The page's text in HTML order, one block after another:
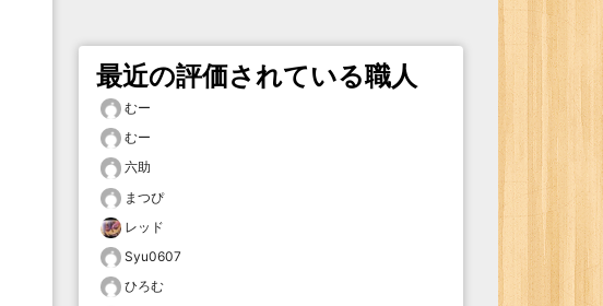
最近の評価されている職人
むー
むー
六助
まつぴ
レッド
Syu0607
ひろむ